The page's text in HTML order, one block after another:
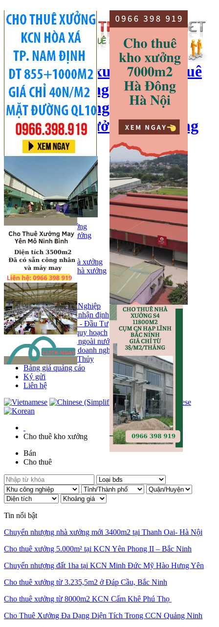
cho thuê kho xưởng, cho thuê
kho, kho xưởng hà nội, cho
thuê nhà xưởng, cho thuê
xưởng, kho xưởng hải dương
Hotline:0966 398 919
Đăng ký
Đăng tin bán/cho thuê
Trang chủ
Bán kho, nhà xưởng
Bán kho xưởng
Kho
Mặt bằng
Cho thuê kho, nhà xưởng
Cho thuê nhà xưởng
Kho
Mặt bằng
Tin tức
Khu Công Nghiệp
Phân tích - nhận định
Chính sách - Đầu Tư
Thông tin quy hoạch
Thị trường ngoài nước
Hoạt động doanh nghiẹp
Tin Phong Thủy
Bảng giá quảng cáo
Ký gửi
Liên hệ
Cho thuê kho xưởng
Bán
Cho thuê
Tin nổi bật
Chuyển nhượng nhà xưởng mới 3400m2 tại Thanh Oai- Hà Nội
Cho thuê xưởng 5.000m² tại KCN Yên Phong II – Bắc Ninh
Chuyển nhượng đất 1ha tại KCN Minh Đức Mỹ Hào Hưng Yên
Cho thuê xưởng từ 3.235,5m2 ở Đáp Cầu, Bắc Ninh
Cho thuê xưởng từ 8000m2 KCN Cẩm Khê Phú Thọ
Cho Thuê Xưởng Đa Dạng Diện Tích Trong CCN Quảng Ninh